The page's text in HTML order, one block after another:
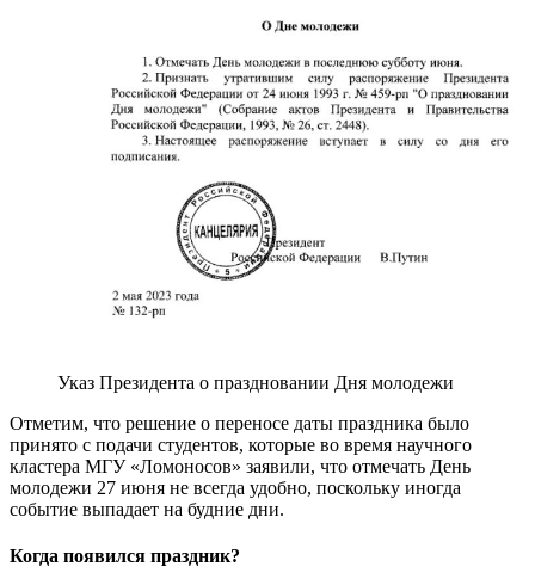
Указ Президента о праздновании Дня молодежи
Отметим, что решение о переносе даты праздника было
принято с подачи студентов, которые во время научного
кластера МГУ «Ломоносов» заявили, что отмечать День
молодежи 27 июня не всегда удобно, поскольку иногда
событие выпадает на будние дни.
Когда появился праздник?